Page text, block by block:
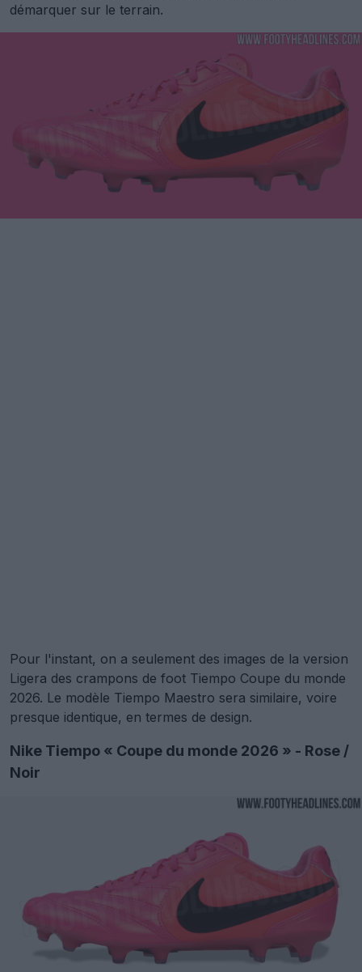
démarquer sur le terrain.
Pour l'instant, on a seulement des images de la version
Ligera des crampons de foot Tiempo Coupe du monde
2026. Le modèle Tiempo Maestro sera similaire, voire
presque identique, en termes de design.
Nike Tiempo « Coupe du monde 2026 » - Rose /
Noir